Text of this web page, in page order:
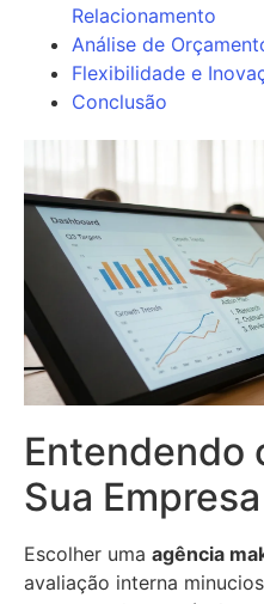
Relacionamento
Análise de
Flexibilidade e
Conclusão
Entendendo
Sua Empresa
Escolher uma agência
avaliação interna